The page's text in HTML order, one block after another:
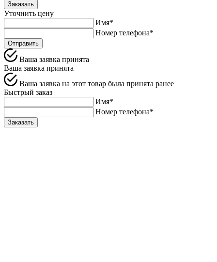
Заказать
Уточнить цену
Имя*
Номер телефона*
Отправить
Ваша заявка принята
Ваша заявка принята
Ваша заявка на этот товар была принята ранее
Быстрый заказ
Имя*
Номер телефона*